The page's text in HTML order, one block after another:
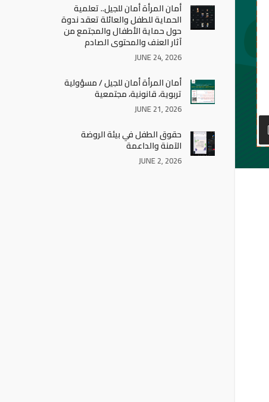
أمان المرأة أمان للجيل.. تعلمية
الحماية للطفل والعائلة تعقد ندوة
حول حماية الأطفال والمجتمع من
آثار العنف والمحتوى الصادم
JUNE 24, 2026
أمان المرأة أمان للجيل / مسؤولية
تربوية، قانونية، مجتمعية
JUNE 21, 2026
حقوق الطفل في بيئة الروضة
الآمنة والداعمة
JUNE 2, 2026